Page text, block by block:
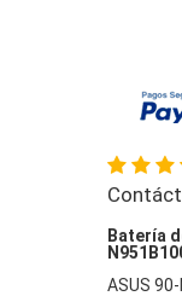
Batería
ASUS